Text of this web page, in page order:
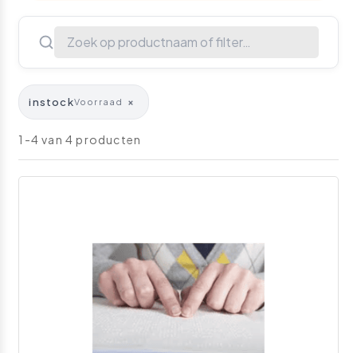
instockVoorraad ×
1-4 van 4 producten